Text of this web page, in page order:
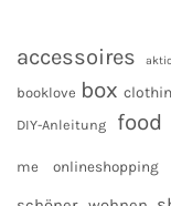
accessoires
booklove box
DIY-Anleitung food
me onlineshopping